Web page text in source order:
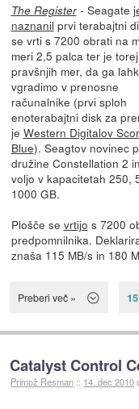
The Register- Seagate
naznanil prvi terabajtni
se vrti s 7200 obrati na
meri 2,5 palca ter je torej
pravšnjih mer, da ga
vgradimo v prenosne
računalnike (prvi sploh
enoterabajtni disk za
je Western Digitalov
Blue). Seagtov novinec
družine Constellation 2
voljo v kapacitetah 250,
1000 GB.
Plošče se vrtijo s 7200
predpomnilnika.
znaša 115 MB/s in 180
Preberi več »
Catalyst Control
Primož Resman :: 14. dec 2010